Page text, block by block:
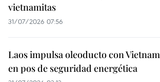
vietnamitas
31/07/2026 07:56
Laos impulsa oleoducto con Vietnam
en pos de seguridad energética